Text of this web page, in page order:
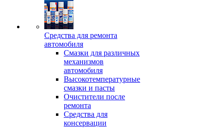
Средства для ремонта
автомобиля
Смазки для различных
механизмов
автомобиля
Высокотемпературные
смазки и пасты
Очистители после
ремонта
Средства для
консервации